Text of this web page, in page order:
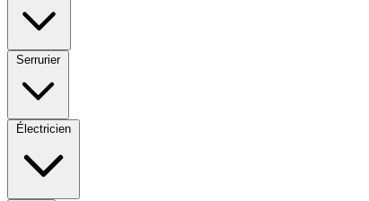
Serrurier
Électricien